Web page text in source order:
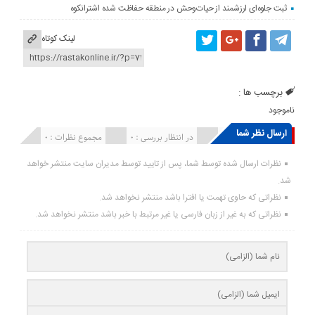
ثبت جلوه‌ای ارزشمند از حیات‌وحش در منطقه حفاظت شده اشترانکوه
لینک کوتاه
برچسب ها :
ناموجود
ارسال نظر شما مجموع نظرات : 0 در انتظار بررسی : 0 انتشار یافته : ۰
نظرات ارسال شده توسط شما، پس از تایید توسط مدیران سایت منتشر خواهد
شد.
نظراتی که حاوی تهمت یا افترا باشد منتشر نخواهد شد.
نظراتی که به غیر از زبان فارسی یا غیر مرتبط با خبر باشد منتشر نخواهد شد.